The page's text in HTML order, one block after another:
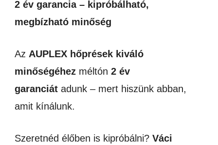
2 év garancia – kipróbálható,
megbízható minőség
Az AUPLEX hőprések kiváló
minőségéhez méltón 2 év
garanciát adunk – mert hiszünk abban,
amit kínálunk.
Szeretnéd élőben is kipróbálni? Váci